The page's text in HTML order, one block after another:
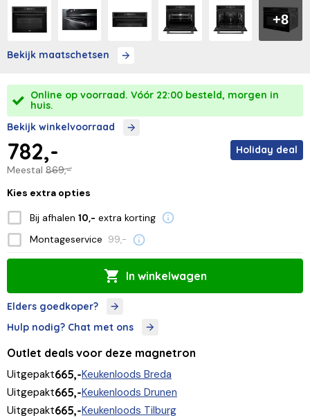
+8
Bekijk maatschetsen
Online op voorraad. Vóór 22:00 besteld, morgen in
huis.
Bekijk winkelvoorraad
Meestal 869,-
782,- Holiday deal
Kies extra opties
Bij afhalen 10,- extra korting
Montageservice 99,-
In winkelwagen
Elders goedkoper?
Hulp nodig? Chat met ons
Outlet deals voor deze magnetron
Uitgepakt665,-Keukenloods Breda
Uitgepakt665,-Keukenloods Drunen
Uitgepakt665,-Keukenloods Tilburg